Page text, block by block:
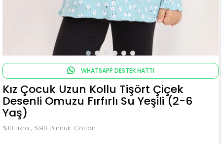
WHATSAPP DESTEK HATTI
Kız Çocuk Uzun Kollu Tişört Çiçek
Desenli Omuzu Fırfırlı Su Yeşili (2-6
Yaş)
%10 Likra , %90 Pamuk-Cotton